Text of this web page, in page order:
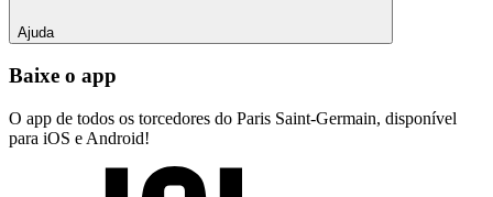
Ajuda
Baixe o app
O app de todos os torcedores do Paris Saint-Germain, disponível
para iOS e Android!